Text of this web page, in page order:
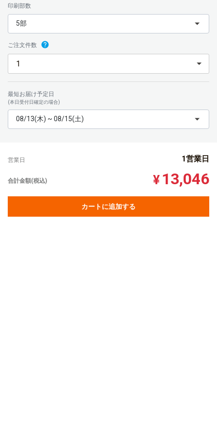
印刷部数
5部
ご注文件数
最短お届け予定日
(本日受付日確定の場合)
08/13(木) ~ 08/15(土)
営業日 1営業日
合計金額(税込) ¥ 13,046
カートに追加する